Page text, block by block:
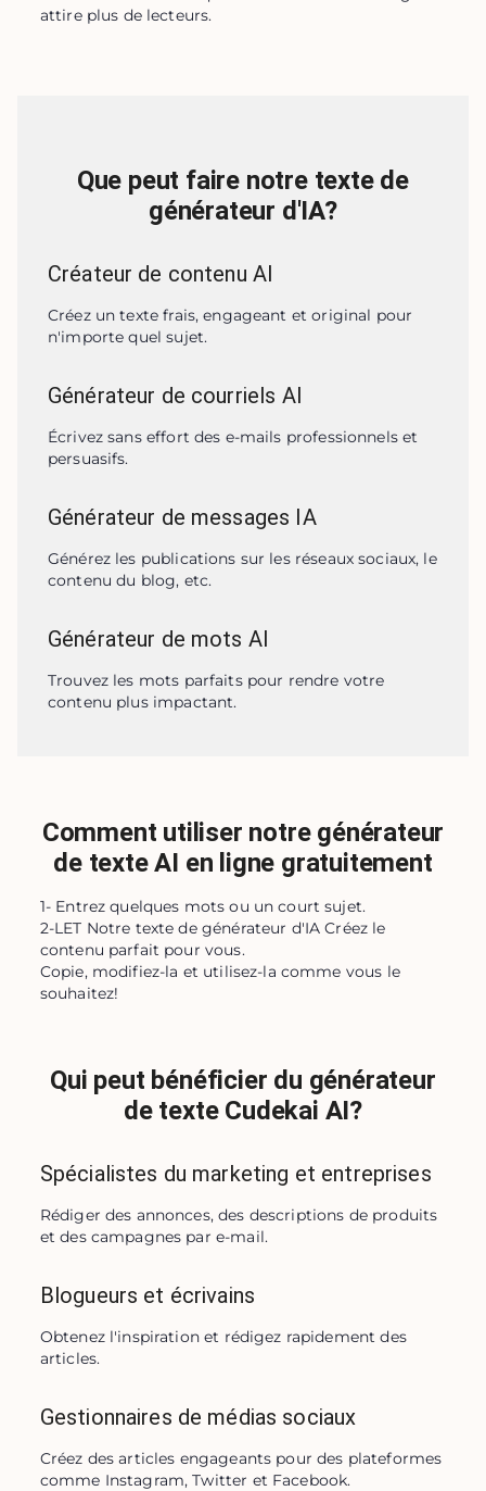
attire plus de lecteurs.
Que peut faire notre texte de
générateur d'IA?
Créateur de contenu AI
Créez un texte frais, engageant et original pour
n'importe quel sujet.
Générateur de courriels AI
Écrivez sans effort des e-mails professionnels et
persuasifs.
Générateur de messages IA
Générez les publications sur les réseaux sociaux, le
contenu du blog, etc.
Générateur de mots AI
Trouvez les mots parfaits pour rendre votre
contenu plus impactant.
Comment utiliser notre générateur
de texte AI en ligne gratuitement
1- Entrez quelques mots ou un court sujet.
2-LET Notre texte de générateur d'IA Créez le
contenu parfait pour vous.
Copie, modifiez-la et utilisez-la comme vous le
souhaitez!
Qui peut bénéficier du générateur
de texte Cudekai AI?
Spécialistes du marketing et entreprises
Rédiger des annonces, des descriptions de produits
et des campagnes par e-mail.
Blogueurs et écrivains
Obtenez l'inspiration et rédigez rapidement des
articles.
Gestionnaires de médias sociaux
Créez des articles engageants pour des plateformes
comme Instagram, Twitter et Facebook.